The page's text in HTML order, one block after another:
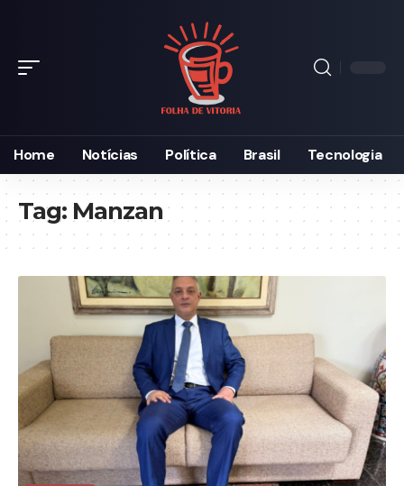
Home Notícias Política Brasil Tecnologia
Tag: Manzan